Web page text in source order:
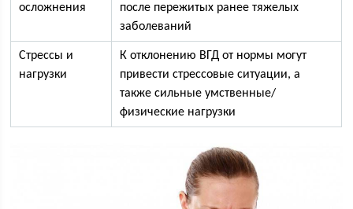
осложнения
после пережитых ранее тяжелых
заболеваний
Стрессы и
нагрузки
К отклонению ВГД от нормы могут
привести стрессовые ситуации, а
также сильные умственные/
физические нагрузки